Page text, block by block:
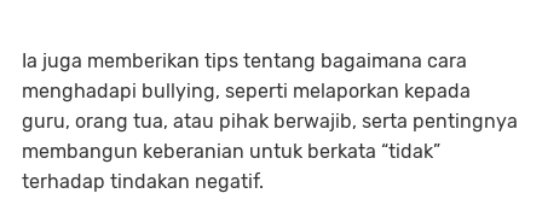
Ia juga memberikan tips tentang bagaimana cara
menghadapi bullying, seperti melaporkan kepada
guru, orang tua, atau pihak berwajib, serta pentingnya
membangun keberanian untuk berkata “tidak”
terhadap tindakan negatif.